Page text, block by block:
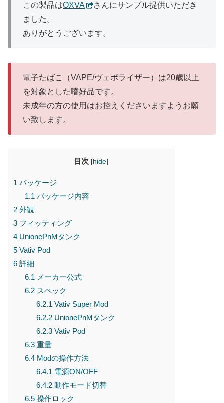
この製品はOXVA
さんにサンプル提供いただき
ました。
ありがとうございます。
電子たばこ（VAPE/ヴェポライザー）は20歳以上
を対象とした嗜好品です。
未成年の方の使用はお控えくださいますようお願
い致します。
目次 [hide]
1 パッケージ
1.1 パッケージ内容
2 外観
3 フィッティング
4 UnionePnMタンク
5 Vativ Pod
6 詳細
6.1 メーカー公式
6.2スペック
6.2.1 Vativ Super Mod
6.2.2UnionePnMタンク
6.2.3Vativ Pod
6.3重量
6.4Modの操作方法
6.4.1 電源ON/OFF
6.4.2動作モード切替
6.5操作ロック